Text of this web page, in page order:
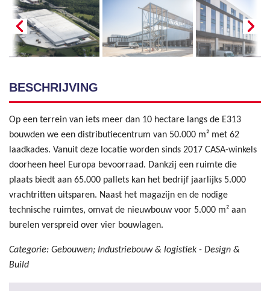
BESCHRIJVING
Op een terrein van iets meer dan 10 hectare langs de E313
bouwden we een distributiecentrum van 50.000 m² met 62
laadkades. Vanuit deze locatie worden sinds 2017 CASA-winkels
doorheen heel Europa bevoorraad. Dankzij een ruimte die
plaats biedt aan 65.000 pallets kan het bedrijf jaarlijks 5.000
vrachtritten uitsparen. Naast het magazijn en de nodige
technische ruimtes, omvat de nieuwbouw voor 5.000 m² aan
burelen verspreid over vier bouwlagen.
Categorie: Gebouwen; Industriebouw & logistiek - Design &
Build